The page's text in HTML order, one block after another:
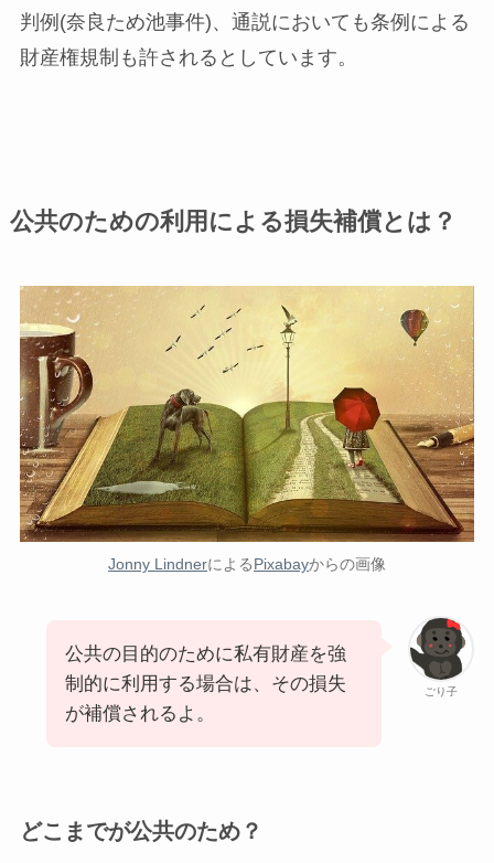
判例(奈良ため池事件)、通説においても条例による
財産権規制も許されるとしています。
公共のための利用による損失補償とは？
Jonny LindnerによるPixabayからの画像
ごり子
公共の目的のために私有財産を強
制的に利用する場合は、その損失
が補償されるよ。
どこまでが公共のため？